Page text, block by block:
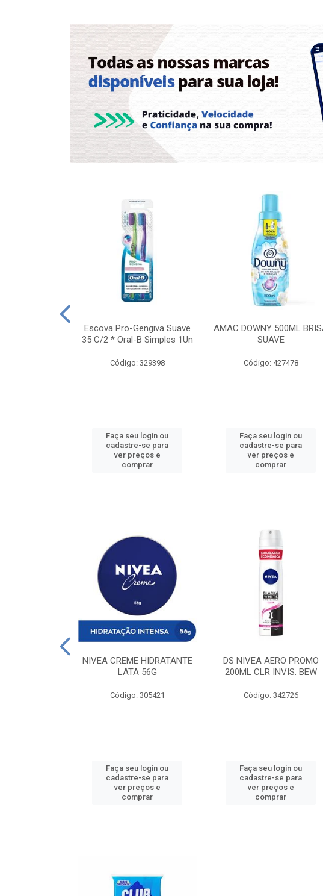
Escova Pro-Gengiva Suave
35 C/2 * Oral-B Simples 1Un
Código: 329398
Faça seu login ou
cadastre-se para
ver preços e
comprar
AMAC DOWNY 500ML
SUAVE
Código: 427478
Faça seu login ou
cadastre-se para
ver preços e
comprar
NIVEA CREME HIDRATANTE
LATA 56G
Código: 305421
Faça seu login ou
cadastre-se para
ver preços e
comprar
DS NIVEA AERO PROMO
200ML CLR INVIS. BEW
Código: 342726
Faça seu login ou
cadastre-se para
ver preços e
comprar